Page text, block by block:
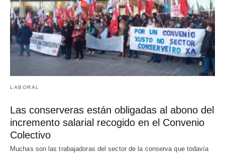
LABORAL
Las conserveras están obligadas al abono del
incremento salarial recogido en el Convenio
Colectivo
Muchas son las trabajadoras del sector de la conserva que todavía